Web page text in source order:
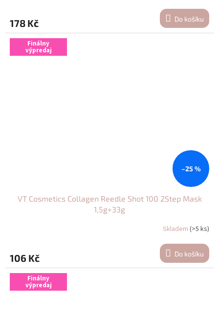
178 Kč Do košíku
Finálny
výpredaj
–25 %
VT Cosmetics Collagen Reedle Shot 100 2Step Mask
1,5g+33g
Skladem (>5 ks)
106 Kč Do košíku
Finálny
výpredaj